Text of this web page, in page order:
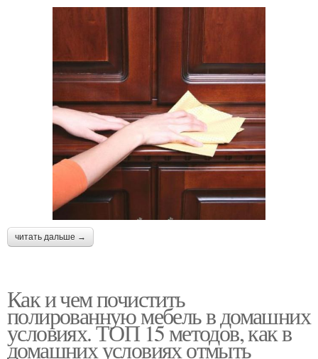
читать дальше →
Как и чем почистить
полированную мебель в домашних
условиях. ТОП 15 методов, как в
домашних условиях отмыть